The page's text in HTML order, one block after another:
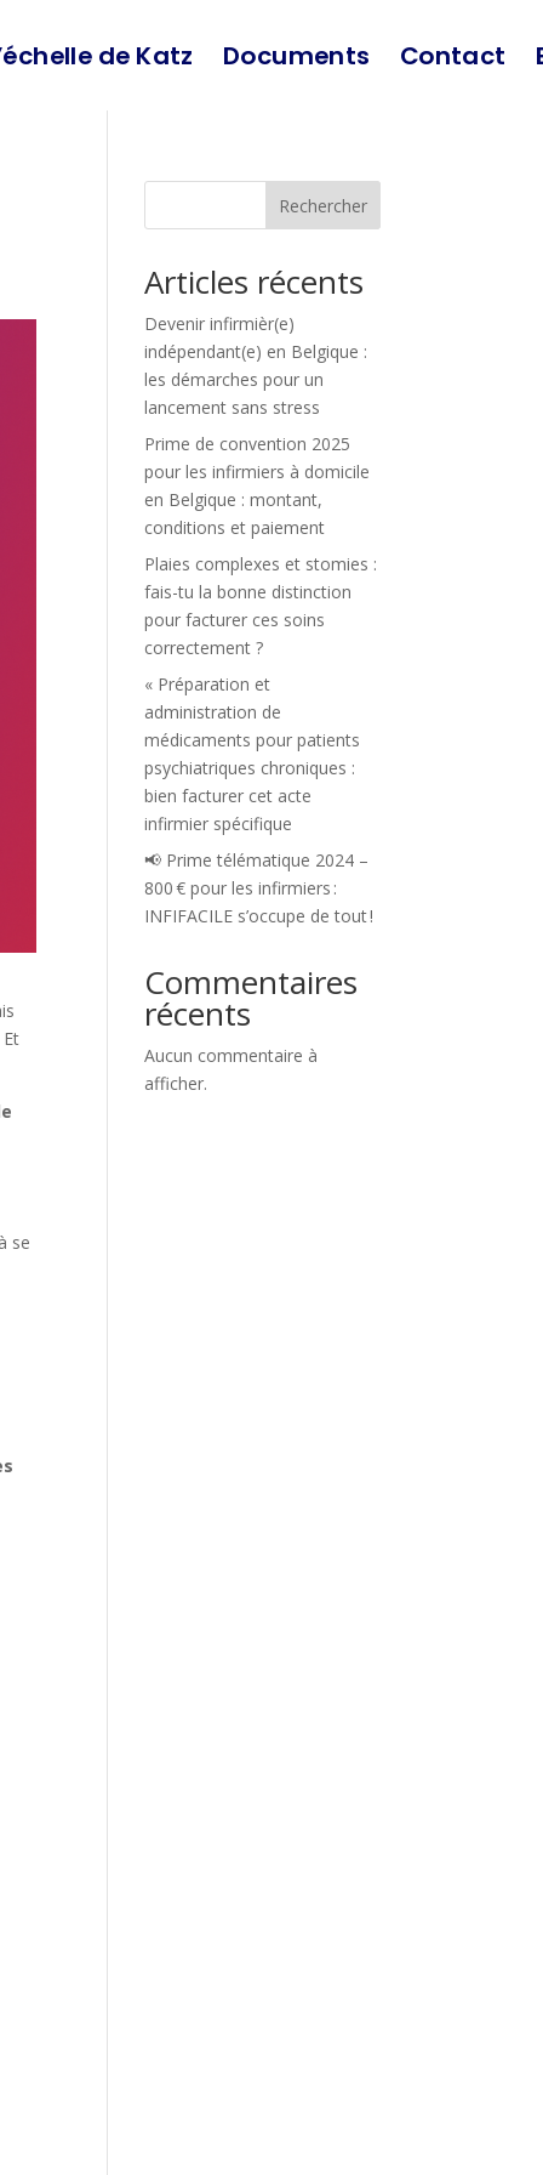
de Katz Documents Contact
se
Rechercher
Articles récents
Devenir infirmièr(e)
indépendant(e) en Belgique :
les démarches pour un
lancement sans stress
Prime de convention 2025
pour les infirmiers à domicile
en Belgique : montant,
conditions et paiement
Plaies complexes et stomies :
fais-tu la bonne distinction
pour facturer ces soins
correctement ?
« Préparation et
administration de
médicaments pour patients
psychiatriques chroniques :
bien facturer cet acte
infirmier spécifique
📢 Prime télématique 2024 –
800 € pour les infirmiers :
INFIFACILE s’occupe de tout !
Commentaires
récents
Aucun commentaire à
afficher.